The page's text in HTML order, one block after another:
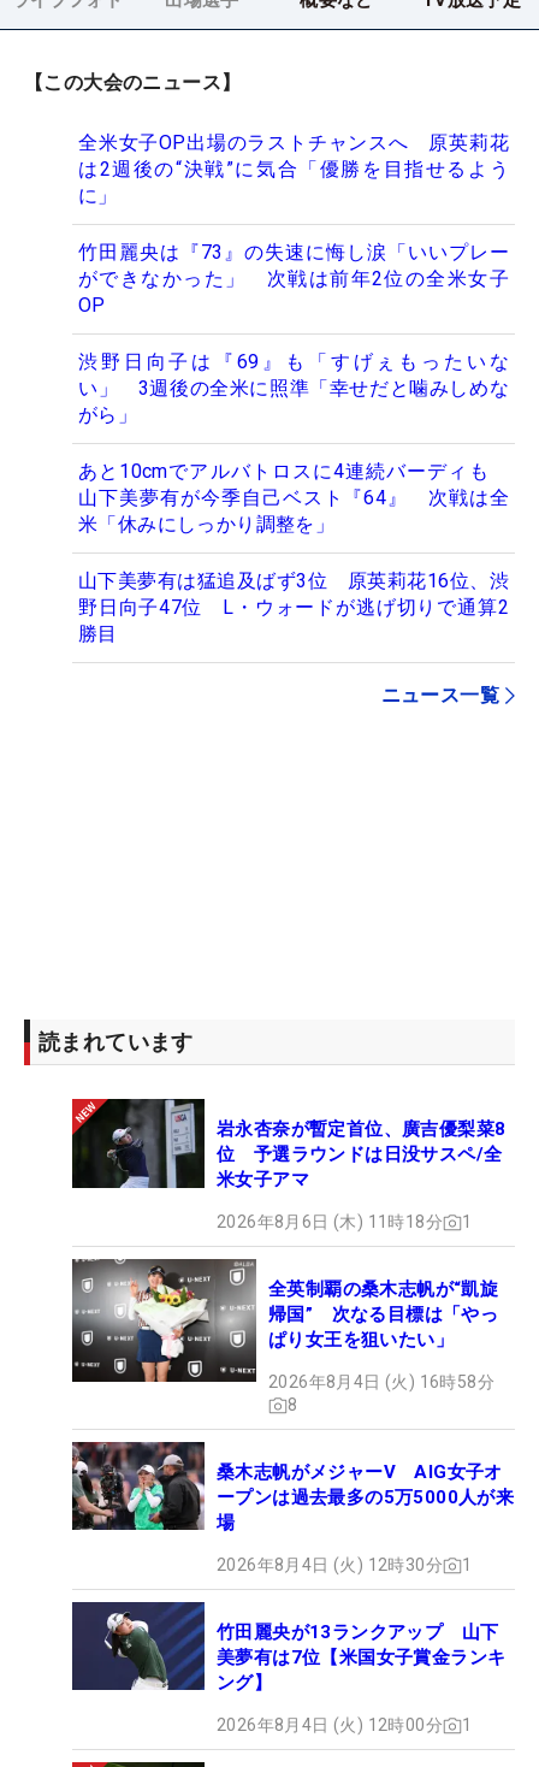
【この大会のニュース】
全米女子OP出場のラストチャンスへ 原英莉花
は2週後の“決戦”に気合「優勝を目指せるよう
に」
竹田麗央は『73』の失速に悔し涙「いいプレー
ができなかった」 次戦は前年2位の全米女子
OP
渋野日向子は『69』も「すげぇもったいな
い」 3週後の全米に照準「幸せだと噛みしめな
がら」
あと10cmでアルバトロスに4連続バーディも
山下美夢有が今季自己ベスト『64』 次戦は全
米「休みにしっかり調整を」
山下美夢有は猛追及ばず3位 原英莉花16位、渋
野日向子47位 L・ウォードが逃げ切りで通算2
勝目
ニュース一覧
読まれています
岩永杏奈が暫定首位、廣吉優梨菜8
位 予選ラウンドは日没サスペ/全
米女子アマ
2026年8月6日 (木) 11時18分 1
全英制覇の桑木志帆が“凱旋
帰国” 次なる目標は「やっ
ぱり女王を狙いたい」
2026年8月4日 (火) 16時58分
8
桑木志帆がメジャーV AIG女子オ
ープンは過去最多の5万5000人が来
場
2026年8月4日 (火) 12時30分 1
竹田麗央が13ランクアップ 山下
美夢有は7位【米国女子賞金ランキ
ング】
2026年8月4日 (火) 12時00分 1